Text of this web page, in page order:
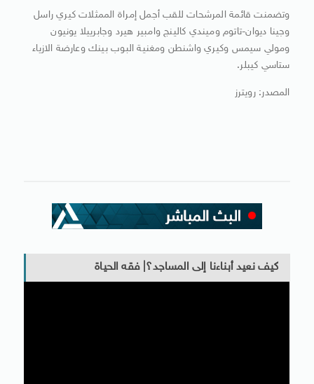
وتضمنت قائمة المرشحات للقب أجمل إمراة الممثلات كيري راسل
وجينا ديوان-تاتوم وميندي كالينج وامبير هيرد وجابرييلا يونيون
ومولي سيمس وكيري واشنطن ومغنية البوب بينك وعارضة الازياء
ستاسي كيبلر.
المصدر: رويترز
كيف نعيد أبناءنا إلى المساجد؟| فقه الحياة